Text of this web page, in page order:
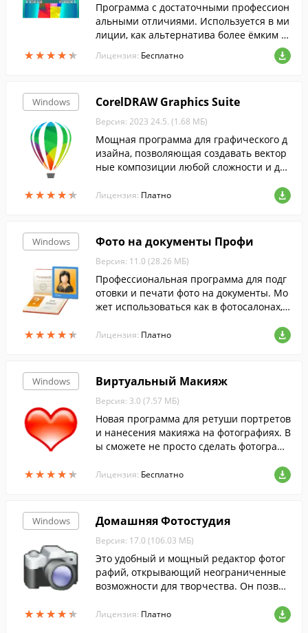
★★★★★
★★★★★
Программа с достаточными профессион
альными отличиями. Используется в ми
лиции, как альтернатива более ёмким и
сложным профессиональным программ
ам с дистрибутивами более 500 МБ.
Лицензия: Бесплатно
Windows
★★★★★
★★★★★
CorelDRAW Graphics Suite
Версия: 2023 24.5. (1.68 МБ)
Мощная программа для графического д
изайна, позволяющая создавать вектор
ные композиции любой сложности и для
Лицензия: Платно
Windows
★★★★★
★★★★★
Фото на документы Профи
Версия: 11.0 (28.26 МБ)
Профессиональная программа для подг
отовки и печати фото на документы. Мо
жет использоваться как в фотосалонах, т
овые форматы фото, возможность замен
Лицензия: Платно
Windows
★★★★★
★★★★★
Виртуальный Макияж
Версия: 3.0 (7.57 МБ)
Новая программа для ретуши портретов
и нанесения макияжа на фотографиях. В
ы сможете не просто сделать фотографи
Программа включает более десяти уник
альных инструментов для преображени
Лицензия: Бесплатно
Windows
★★★★★
★★★★★
Домашняя Фотостудия
Версия: 17.0 (106.03 МБ)
Это удобный и мощный редактор фотог
рафий, открывающий неограниченные
возможности для творчества. Он позвол
ото, просматривать слайд-шоу и добавл
Лицензия: Платно